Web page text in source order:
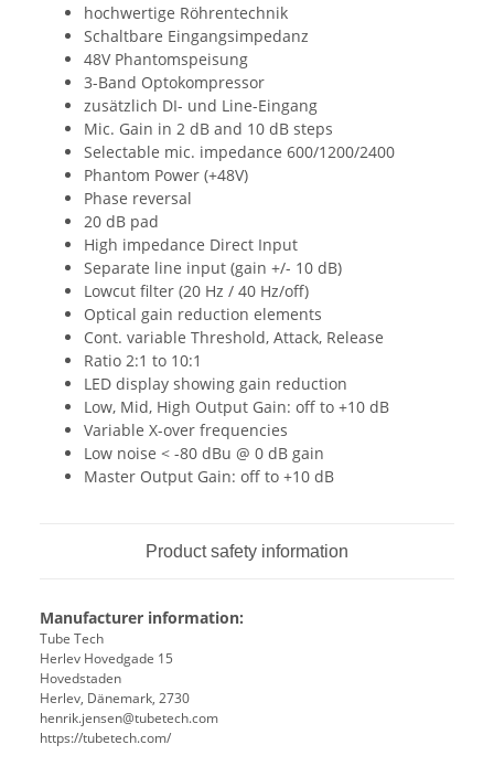
hochwertige Röhrentechnik
Schaltbare Eingangsimpedanz
48V Phantomspeisung
3-Band Optokompressor
zusätzlich DI- und Line-Eingang
Mic. Gain in 2 dB and 10 dB steps
Selectable mic. impedance 600/1200/2400
Phantom Power (+48V)
Phase reversal
20 dB pad
High impedance Direct Input
Separate line input (gain +/- 10 dB)
Lowcut filter (20 Hz / 40 Hz/off)
Optical gain reduction elements
Cont. variable Threshold, Attack, Release
Ratio 2:1 to 10:1
LED display showing gain reduction
Low, Mid, High Output Gain: off to +10 dB
Variable X-over frequencies
Low noise < -80 dBu @ 0 dB gain
Master Output Gain: off to +10 dB
Product safety information
Manufacturer information:
Tube Tech
Herlev Hovedgade 15
Hovedstaden
Herlev, Dänemark, 2730
henrik.jensen@tubetech.com
https://tubetech.com/